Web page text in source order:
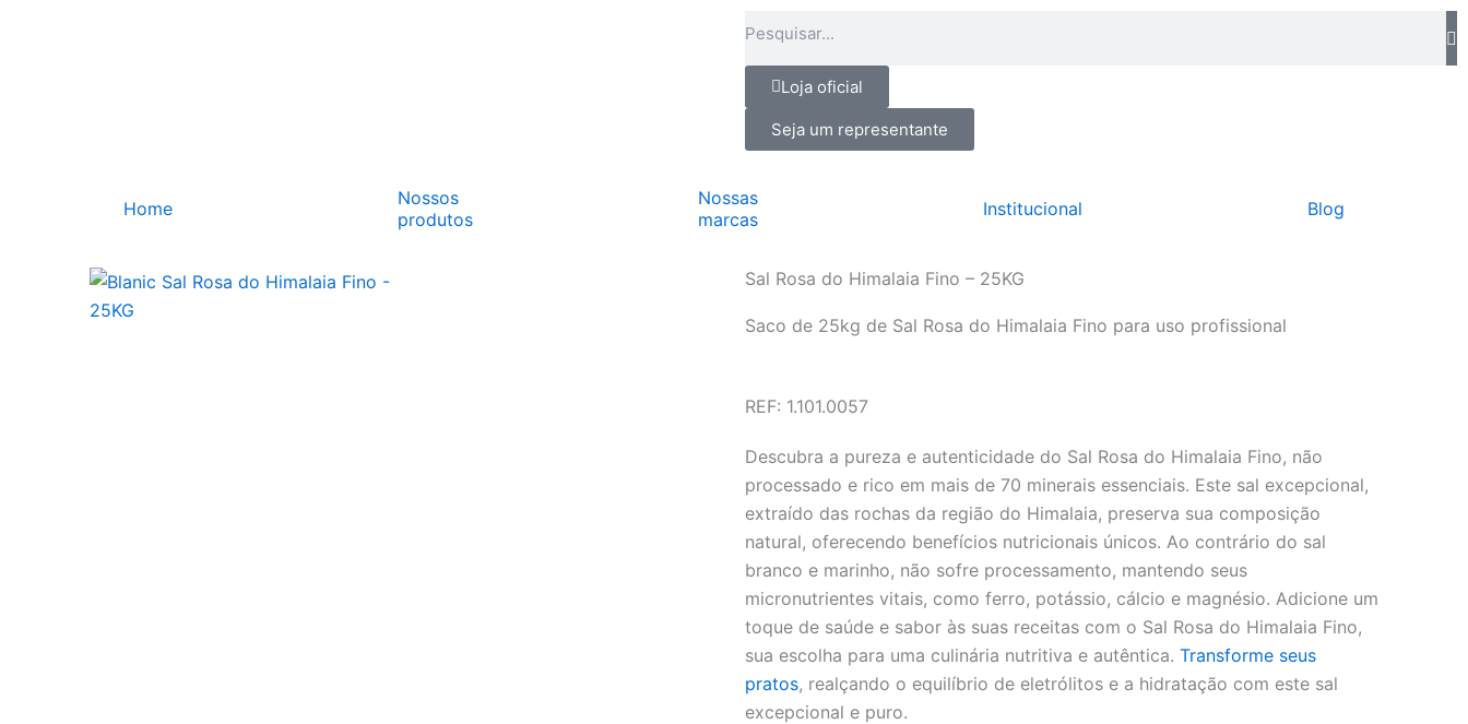
Loja oficial
Seja um representante
Home
Nossos
produtos
Nossas
marcas
Institucional Blog
Sal Rosa do Himalaia Fino – 25KG
Saco de 25kg de Sal Rosa do Himalaia Fino para uso profissional
REF: 1.101.0057
Descubra a pureza e autenticidade do Sal Rosa do Himalaia Fino, não
processado e rico em mais de 70 minerais essenciais. Este sal excepcional,
extraído das rochas da região do Himalaia, preserva sua composição
natural, oferecendo benefícios nutricionais únicos. Ao contrário do sal
branco e marinho, não sofre processamento, mantendo seus
micronutrientes vitais, como ferro, potássio, cálcio e magnésio. Adicione um
toque de saúde e sabor às suas receitas com o Sal Rosa do Himalaia Fino,
sua escolha para uma culinária nutritiva e autêntica. Transforme seus
pratos, realçando o equilíbrio de eletrólitos e a hidratação com este sal
excepcional e puro.